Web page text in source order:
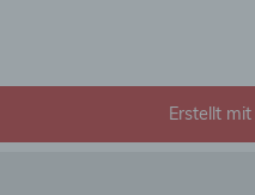
Erstellt mit